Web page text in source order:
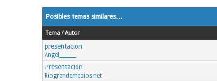
Posibles temas similares…
Tema / Autor
presentacion
Angel_______
Presentación
Riograndemedios.net